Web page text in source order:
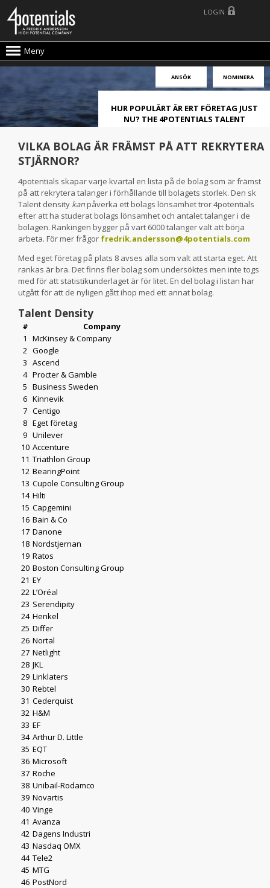
Meny
LOGIN
ANSÖK NOMINERA
HUR POPULÄRT ÄR ERT FÖRETAG JUST
NU? THE 4POTENTIALS TALENT
VILKA BOLAG ÄR FRÄMST PÅ ATT REKRYTERA
STJÄRNOR?
4potentials skapar varje kvartal en lista på de bolag som är främst
på att rekrytera talanger i förhållande till bolagets storlek. Den sk
Talent density kan påverka ett bolags lönsamhet tror 4potentials
efter att ha studerat bolags lönsamhet och antalet talanger i de
bolagen. Rankingen bygger på vart 6000 talanger valt att börja
arbeta. För mer frågor fredrik.andersson@4potentials.com
Med eget företag på plats 8 avses alla som valt att starta eget. Att
rankas är bra. Det finns fler bolag som undersöktes men inte togs
med för att statistikunderlaget är för litet. En del bolag i listan har
utgått för att de nyligen gått ihop med ett annat bolag.
Talent Density
#
Company
1
McKinsey & Company
2 Google
3 Ascend
4 Procter & Gamble
5 Business Sweden
6 Kinnevik
7 Centigo
8 Eget företag
9 Unilever
10 Accenture
11 Triathlon Group
12 BearingPoint
13 Cupole Consulting Group
14 Hilti
15 Capgemini
16 Bain & Co
17 Danone
18 Nordstjernan
19 Ratos
20 Boston Consulting Group
21 EY
22 L’Oréal
23 Serendipity
24 Henkel
25 Differ
26 Nortal
27 Netlight
28 JKL
29 Linklaters
30 Rebtel
31 Cederquist
32 H&M
33 EF
34 Arthur D. Little
35 EQT
36 Microsoft
37 Roche
38 Unibail-Rodamco
39 Novartis
40 Vinge
41 Avanza
42 Dagens Industri
43 Nasdaq OMX
44 Tele2
45 MTG
46 PostNord